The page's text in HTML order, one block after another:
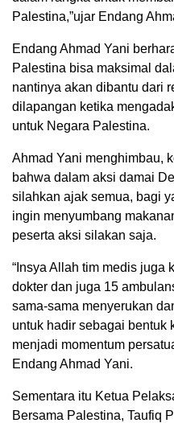
Palestina,”ujar Endang
Endang Ahmad Yani
Palestina bisa maksimal
nantinya akan dibantu dari
dilapangan ketika
untuk Negara Palestina.
Ahmad Yani menghimbau,
bahwa dalam aksi damai
silahkan ajak semua, bagi
ingin menyumbang
peserta aksi silakan saja.
“Insya Allah tim medis juga
dokter dan juga 15
sama-sama menyerukan
untuk hadir sebagai bentuk
menjadi momentum
Endang Ahmad Yani.
Sementara itu Ketua
Bersama Palestina, Taufiq